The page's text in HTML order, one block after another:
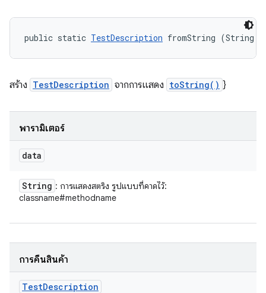
public static TestDescription fromString (String
สร้าง TestDescription จากการแสดง toString() }
พารามิเตอร์
data
String : การแสดงสตริง รูปแบบที่คาดไว้:
classname#methodname
การคืนสินค้า
TestDescription